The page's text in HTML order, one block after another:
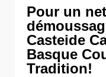
Pour un
Casteide
Basque
Tradition!